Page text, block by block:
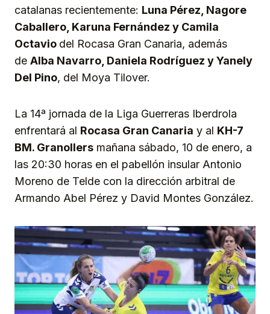
catalanas recientemente: Luna Pérez, Nagore
Caballero, Karuna Fernández y Camila
Octavio del Rocasa Gran Canaria, además
de Alba Navarro, Daniela Rodríguez y Yanely
Del Pino, del Moya Tilover.
La 14ª jornada de la Liga Guerreras Iberdrola
enfrentará al Rocasa Gran Canaria y al KH-7
BM. Granollers mañana sábado, 10 de enero, a
las 20:30 horas en el pabellón insular Antonio
Moreno de Telde con la dirección arbitral de
Armando Abel Pérez y David Montes González.